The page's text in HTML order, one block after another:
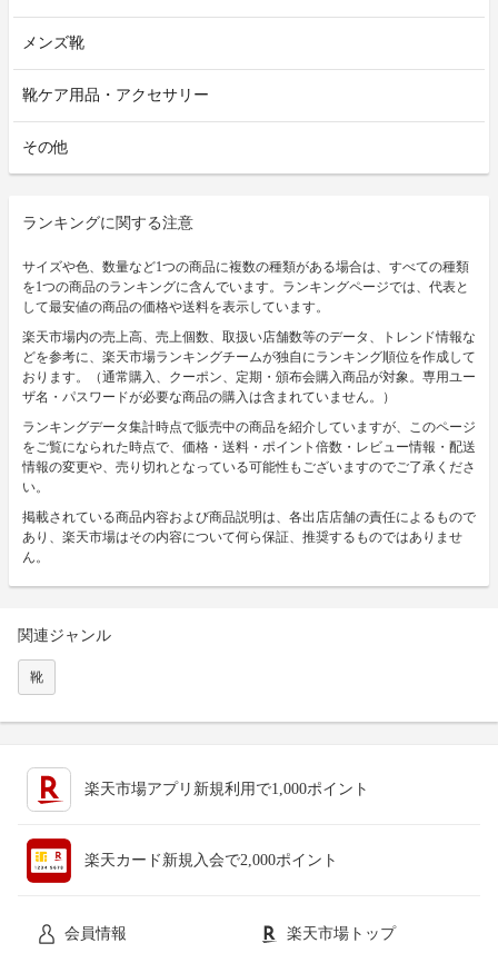
メンズ靴
靴ケア用品・アクセサリー
その他
ランキングに関する注意
サイズや色、数量など1つの商品に複数の種類がある場合は、すべての種類
を1つの商品のランキングに含んでいます。ランキングページでは、代表と
して最安値の商品の価格や送料を表示しています。
楽天市場内の売上高、売上個数、取扱い店舗数等のデータ、トレンド情報な
どを参考に、楽天市場ランキングチームが独自にランキング順位を作成して
おります。（通常購入、クーポン、定期・頒布会購入商品が対象。専用ユー
ザ名・パスワードが必要な商品の購入は含まれていません。）
ランキングデータ集計時点で販売中の商品を紹介していますが、このページ
をご覧になられた時点で、価格・送料・ポイント倍数・レビュー情報・配送
情報の変更や、売り切れとなっている可能性もございますのでご了承くださ
い。
掲載されている商品内容および商品説明は、各出店店舗の責任によるもので
あり、楽天市場はその内容について何ら保証、推奨するものではありませ
ん。
関連ジャンル
靴
楽天市場アプリ新規利用で1,000ポイント
楽天カード新規入会で2,000ポイント
会員情報 楽天市場トップ